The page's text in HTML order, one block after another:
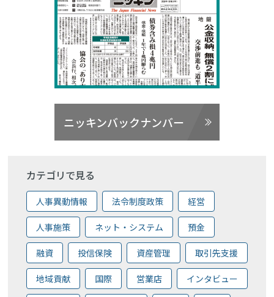
ニッキンバックナンバー
カテゴリで見る
人事異動情報 法令制度政策 経営
人事施策 ネット・システム 預金
融資 投信保険 資産管理 取引先支援
地域貢献 国際 営業店 インタビュー